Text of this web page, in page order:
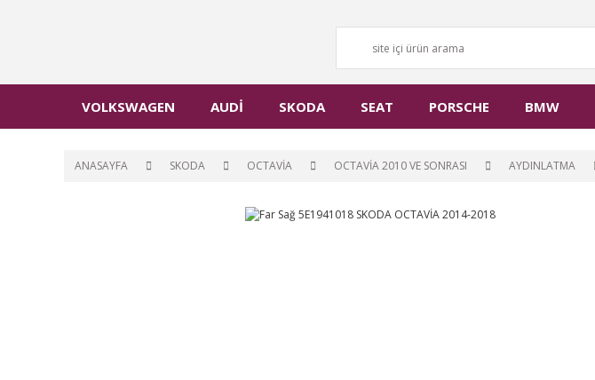
VOLKSWAGEN AUDİ SKODA SEAT PORSCHE BMW
ANASAYFA SKODA OCTAVİA OCTAVİA 2010 VE SONRASI AYDINLATMA